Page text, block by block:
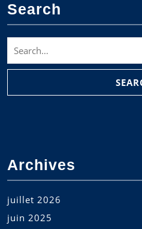
Search
for:
Archives
juillet 2026
juin 2025